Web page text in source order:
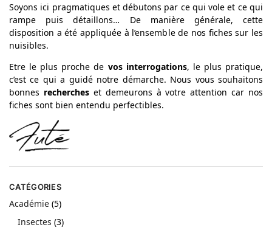
Soyons ici pragmatiques et débutons par ce qui vole et ce qui
rampe puis détaillons… De manière générale, cette
disposition a été appliquée à l’ensemble de nos fiches sur les
nuisibles.
Etre le plus proche de vos interrogations, le plus pratique,
c’est ce qui a guidé notre démarche. Nous vous souhaitons
bonnes rechercheset demeurons à votre attention car nos
fiches sont bien entendu perfectibles.
CATÉGORIES
Académie (5)
Insectes (3)